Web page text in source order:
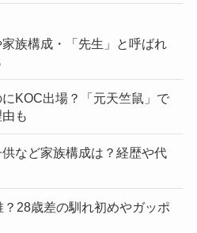
族構成・「先生」と呼ばれ
KOC出場？「元天竺鼠」で
も
など家族構成は？経歴や代
28歳差の馴れ初めやガッポ